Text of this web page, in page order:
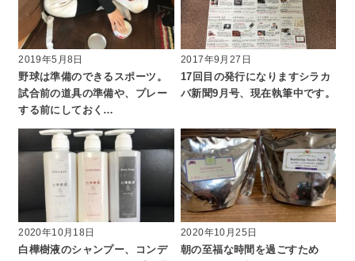
2019年5月8日
野球は準備のできるスポーツ。
試合前の道具の準備や、プレー
する前にしておく…
2017年9月27日
17回目の発行になりますシラカ
バ新聞9月号、現在執筆中です。
2020年10月18日
白樺樹液のシャンプー、コンデ
2020年10月25日
朝の至福な時間を過ごすため